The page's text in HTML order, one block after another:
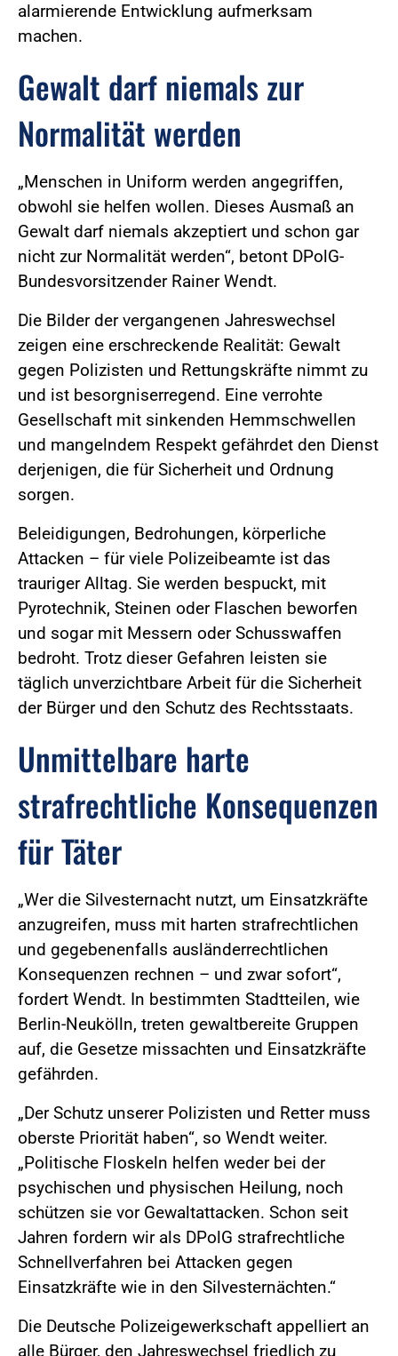
alarmierende Entwicklung aufmerksam
machen.
Gewalt darf niemals zur
Normalität werden
„Menschen in Uniform werden angegriffen,
obwohl sie helfen wollen. Dieses Ausmaß an
Gewalt darf niemals akzeptiert und schon gar
nicht zur Normalität werden“, betont DPolG-
Bundesvorsitzender Rainer Wendt.
Die Bilder der vergangenen Jahreswechsel
zeigen eine erschreckende Realität: Gewalt
gegen Polizisten und Rettungskräfte nimmt zu
und ist besorgniserregend. Eine verrohte
Gesellschaft mit sinkenden Hemmschwellen
und mangelndem Respekt gefährdet den Dienst
derjenigen, die für Sicherheit und Ordnung
sorgen.
Beleidigungen, Bedrohungen, körperliche
Attacken – für viele Polizeibeamte ist das
trauriger Alltag. Sie werden bespuckt, mit
Pyrotechnik, Steinen oder Flaschen beworfen
und sogar mit Messern oder Schusswaffen
bedroht. Trotz dieser Gefahren leisten sie
täglich unverzichtbare Arbeit für die Sicherheit
der Bürger und den Schutz des Rechtsstaats.
Unmittelbare harte
strafrechtliche Konsequenzen
für Täter
„Wer die Silvesternacht nutzt, um Einsatzkräfte
anzugreifen, muss mit harten strafrechtlichen
und gegebenenfalls ausländerrechtlichen
Konsequenzen rechnen – und zwar sofort“,
fordert Wendt. In bestimmten Stadtteilen, wie
Berlin-Neukölln, treten gewaltbereite Gruppen
auf, die Gesetze missachten und Einsatzkräfte
gefährden.
„Der Schutz unserer Polizisten und Retter muss
oberste Priorität haben“, so Wendt weiter.
„Politische Floskeln helfen weder bei der
psychischen und physischen Heilung, noch
schützen sie vor Gewaltattacken. Schon seit
Jahren fordern wir als DPolG strafrechtliche
Schnellverfahren bei Attacken gegen
Einsatzkräfte wie in den Silvesternächten.“
Die Deutsche Polizeigewerkschaft appelliert an
alle Bürger, den Jahreswechsel friedlich zu